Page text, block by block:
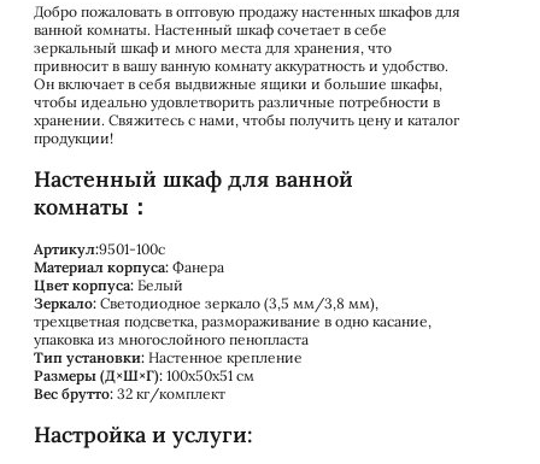
Добро пожаловать в оптовую продажу настенных шкафов для
ванной комнаты. Настенный шкаф сочетает в себе
зеркальный шкаф и много места для хранения, что
привносит в вашу ванную комнату аккуратность и удобство.
Он включает в себя выдвижные ящики и большие шкафы,
чтобы идеально удовлетворить различные потребности в
хранении. Свяжитесь с нами, чтобы получить цену и каталог
продукции!
Настенный шкаф для ванной
комнаты：
Артикул:9501-100c
Материал корпуса: Фанера
Цвет корпуса: Белый
Зеркало: Светодиодное зеркало (3,5 мм/3,8 мм),
трехцветная подсветка, размораживание в одно касание,
упаковка из многослойного пенопласта
Тип установки: Настенное крепление
Размеры (Д×Ш×Г): 100x50x51 см
Вес брутто: 32 кг/комплект
Настройка и услуги: